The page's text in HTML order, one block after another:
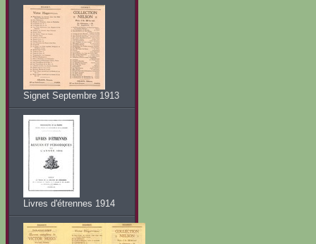
Signet Septembre 1913
Livres d'étrennes 1914